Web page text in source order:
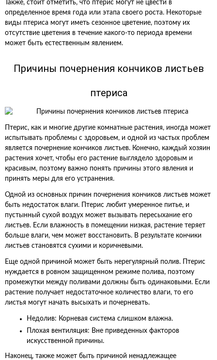
Также, стоит отметить, что птерис могут не цвести в
определенное время года или этапа своего роста. Некоторые
виды птериса могут иметь сезонное цветение, поэтому их
отсутствие цветения в течение какого-то периода времени
может быть естественным явлением.
Причины почернения кончиков листьев
птериса
Птерис, как и многие другие комнатные растения, иногда может
испытывать проблемы с здоровьем, и одной из частых проблем
является почернение кончиков листьев. Конечно, каждый хозяин
растения хочет, чтобы его растение выглядело здоровым и
красивым, поэтому важно понять причины этого явления и
принять меры для его устранения.
Одной из основных причин почернения кончиков листьев может
быть недостаток влаги. Птерис любит умеренное питье, и
пустынный сухой воздух может вызывать пересыхание его
листьев. Если влажность в помещении низкая, растение теряет
больше влаги, чем может восстановить. В результате кончики
листьев становятся сухими и коричневыми.
Еще одной причиной может быть нерегулярный полив. Птерис
нуждается в ровном защищенном режиме полива, поэтому
промежутки между поливами должны быть одинаковыми. Если
растение получает недостаточное количество влаги, то его
листья могут начать высыхать и почерневать.
Недолив: Корневая система слишком влажна.
Плохая вентиляция: Вне приведенных факторов
искусственной причины.
Наконец, также может быть причиной ненадлежащее